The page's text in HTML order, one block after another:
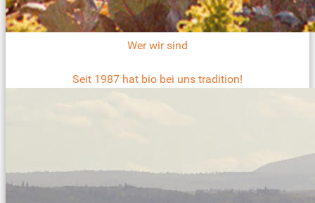
Wer wir sind
Seit 1987 hat bio bei uns tradition!